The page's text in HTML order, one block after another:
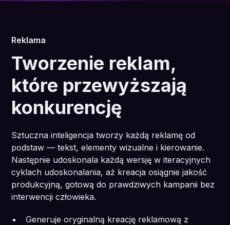
Reklama
Tworzenie reklam,
które przewyższają
konkurencję
Sztuczna inteligencja tworzy każdą reklamę od
podstaw — tekst, elementy wizualne i kierowanie.
Następnie udoskonala każdą wersję w iteracyjnych
cyklach udoskonalania, aż kreacja osiągnie jakość
produkcyjną, gotową do prawdziwych kampanii bez
interwencji człowieka.
Generuje oryginalną kreację reklamową z